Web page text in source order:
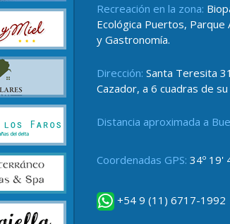
Recreación en la zona:
Ecológica Puertos, Parque
y Gastronomía.
Dirección: Santa Teresita
Cazador, a 6 cuadras de
Distancia aproximada a
Coordenadas GPS: 34º 19'
+54 9 (11) 6717-1992